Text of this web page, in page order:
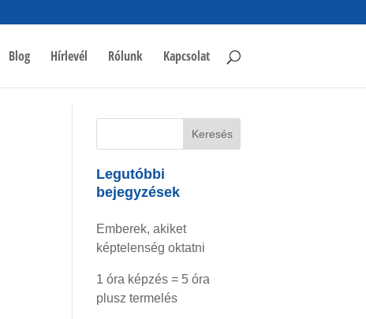
Blog Hírlevél Rólunk Kapcsolat
Legutóbbi
bejegyzések
Emberek, akiket
képtelenség oktatni
1 óra képzés = 5 óra
plusz termelés